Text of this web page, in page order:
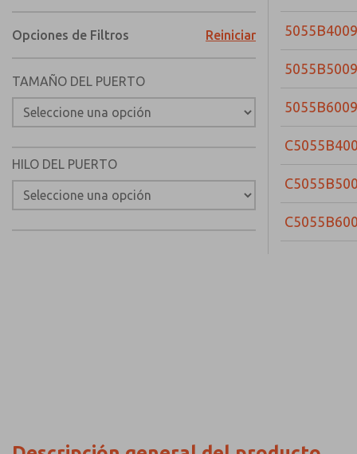
Opciones de Filtros Reiniciar
TAMAÑO DEL PUERTO
HILO DEL PUERTO
5055B4009
5055B5009
5055B6009